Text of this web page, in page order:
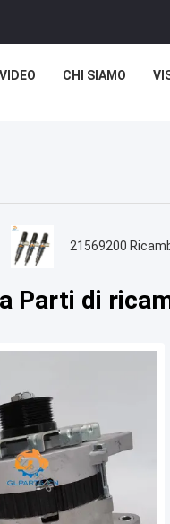
VIDEO CHI SIAMO
21569200
Parti di